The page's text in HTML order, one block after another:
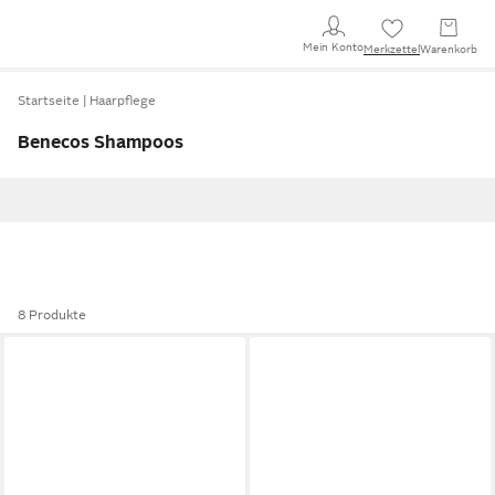
Mein KontoMerkzettel Warenkorb
Startseite Haarpflege
Benecos Shampoos
8 Produkte